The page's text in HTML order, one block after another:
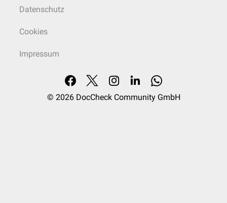
Datenschutz
Cookies
Impressum
© 2026 DocCheck Community GmbH